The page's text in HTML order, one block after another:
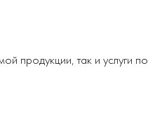
продукции, так и услуги по